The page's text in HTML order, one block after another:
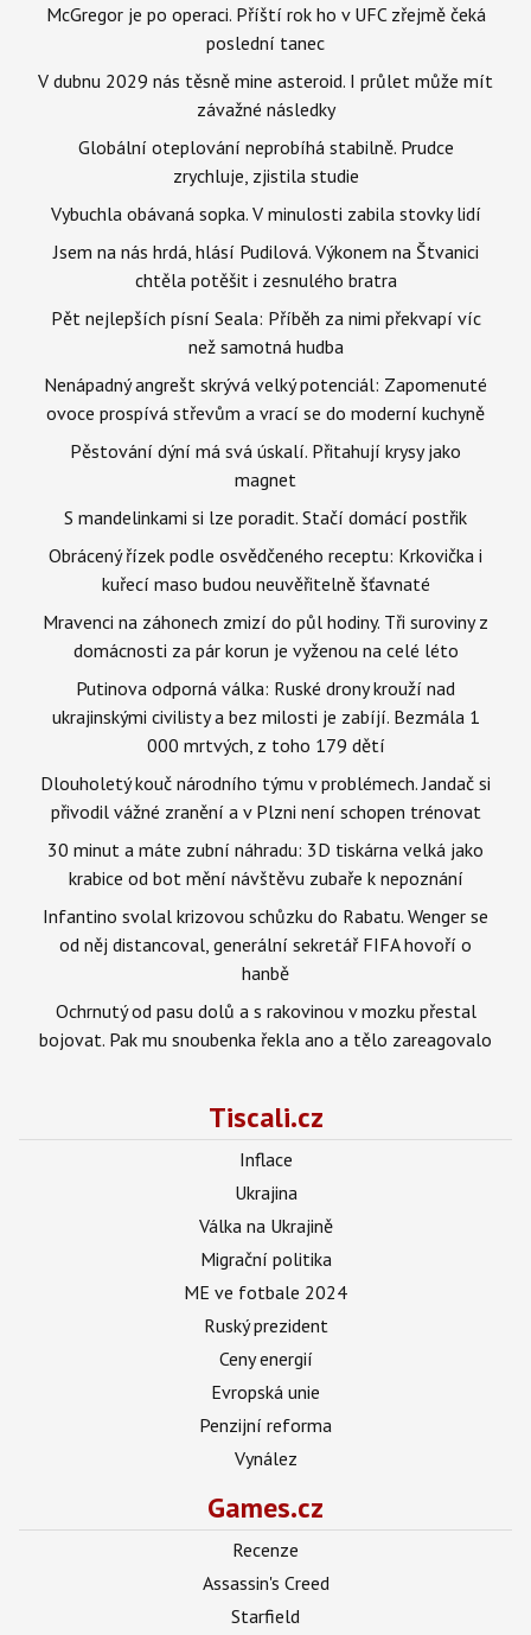
McGregor je po operaci. Příští rok ho v UFC zřejmě čeká
poslední tanec
V dubnu 2029 nás těsně mine asteroid. I průlet může mít
závažné následky
Globální oteplování neprobíhá stabilně. Prudce
zrychluje, zjistila studie
Vybuchla obávaná sopka. V minulosti zabila stovky lidí
Jsem na nás hrdá, hlásí Pudilová. Výkonem na Štvanici
chtěla potěšit i zesnulého bratra
Pět nejlepších písní Seala: Příběh za nimi překvapí víc
než samotná hudba
Nenápadný angrešt skrývá velký potenciál: Zapomenuté
ovoce prospívá střevům a vrací se do moderní kuchyně
Pěstování dýní má svá úskalí. Přitahují krysy jako
magnet
S mandelinkami si lze poradit. Stačí domácí postřik
Obrácený řízek podle osvědčeného receptu: Krkovička i
kuřecí maso budou neuvěřitelně šťavnaté
Mravenci na záhonech zmizí do půl hodiny. Tři suroviny z
domácnosti za pár korun je vyženou na celé léto
Putinova odporná válka: Ruské drony krouží nad
ukrajinskými civilisty a bez milosti je zabíjí. Bezmála 1
000 mrtvých, z toho 179 dětí
Dlouholetý kouč národního týmu v problémech. Jandač si
přivodil vážné zranění a v Plzni není schopen trénovat
30 minut a máte zubní náhradu: 3D tiskárna velká jako
krabice od bot mění návštěvu zubaře k nepoznání
Infantino svolal krizovou schůzku do Rabatu. Wenger se
od něj distancoval, generální sekretář FIFA hovoří o
hanbě
Ochrnutý od pasu dolů a s rakovinou v mozku přestal
bojovat. Pak mu snoubenka řekla ano a tělo zareagovalo
Tiscali.cz
Inflace
Ukrajina
Válka na Ukrajině
Migrační politika
ME ve fotbale 2024
Ruský prezident
Ceny energií
Evropská unie
Penzijní reforma
Vynález
Games.cz
Recenze
Assassin's Creed
Starfield